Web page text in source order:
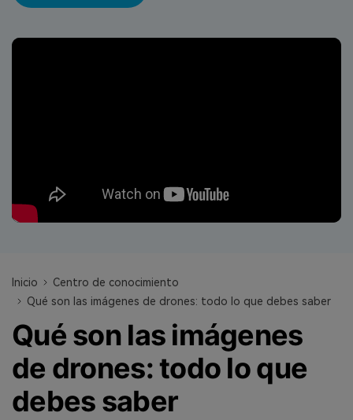
Otros Productos
Repairit - Reparar Datos
VER TODAS LAS FUNCIONES
search
Inicio
Centro de conocimiento
Qué son las imágenes de drones: todo lo que debes saber
Qué son las imágenes
de drones: todo lo que
debes saber